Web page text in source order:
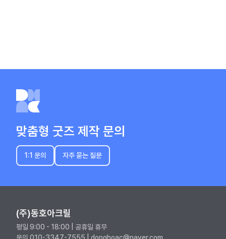
맞춤형 굿즈 제작 문의
1:1 문의 자주 묻는 질문
(주)동호아크릴
평일 9:00 - 18:00 | 공휴일 휴무